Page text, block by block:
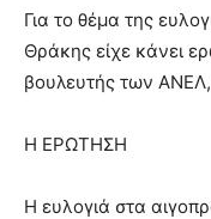
Για το θέμα της
Θράκης είχε κάνει
βουλευτής των
Η ΕΡΩΤΗΣΗ
Η ευλογιά στα